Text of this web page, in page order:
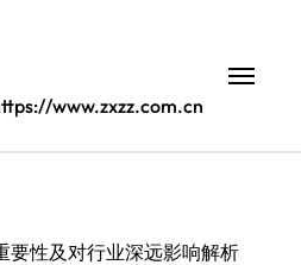
www.zxzz.com.cn
要性及对行业深远影响解析